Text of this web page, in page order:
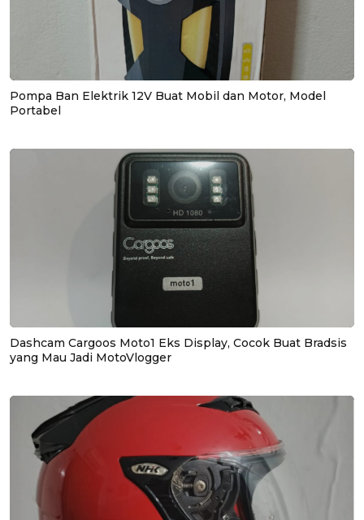
Pompa Ban Elektrik 12V Buat Mobil dan Motor, Model
Portabel
Dashcam Cargoos Moto1 Eks Display, Cocok Buat Bradsis
yang Mau Jadi MotoVlogger